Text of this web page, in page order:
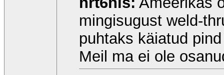
mingisugust weld-
puhtaks käiatud
Meil ma ei ole